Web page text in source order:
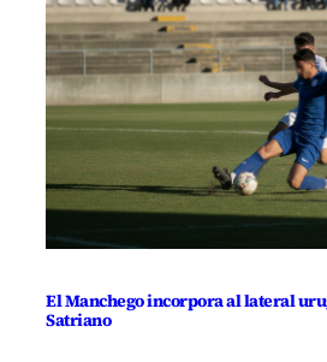
El Manchego incorpora al lateral
Satriano